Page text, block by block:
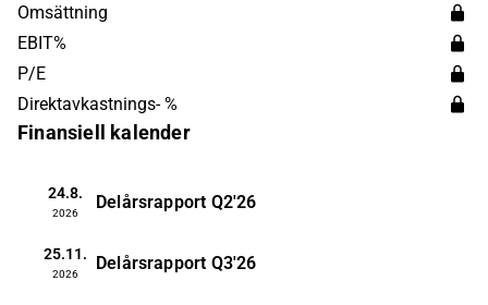
Omsättning
EBIT%
P/E
Direktavkastnings- %
Finansiell kalender
24.8.
2026
Delårsrapport Q2'26
25.11.
2026
Delårsrapport Q3'26